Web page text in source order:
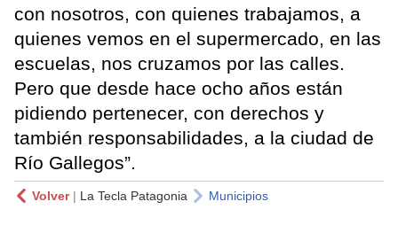
con nosotros, con quienes trabajamos, a
quienes vemos en el supermercado, en las
escuelas, nos cruzamos por las calles.
Pero que desde hace ocho años están
pidiendo pertenecer, con derechos y
también responsabilidades, a la ciudad de
Río Gallegos”.
Volver| La Tecla Patagonia Municipios